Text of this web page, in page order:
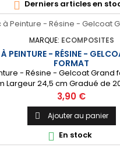
 Derniers articles en
MARQUE: ECOMPOSITES
PEINTURE - RÉSINE -
FORMAT
- Résine - Gelcoat Grand
Largeur 24,5 cm Gradué de
Prix
3,90 €
 Ajouter au panier
 En stock